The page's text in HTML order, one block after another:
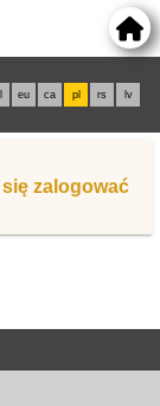
eu ca pl rs lv
zalogować